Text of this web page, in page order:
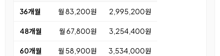
36개월 월 83,200원 2,995,200원
48개월 월 67,800원 3,254,400원
60개월 월 58,900원 3,534,000원